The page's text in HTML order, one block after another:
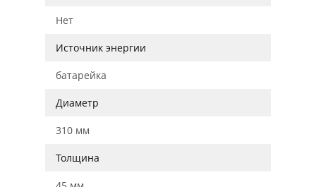
Нет
Источник энергии
батарейка
Диаметр
310 мм
Толщина